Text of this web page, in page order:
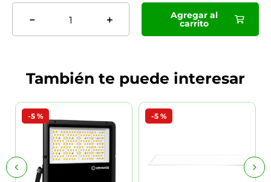
＋
－ Agregar al
carrito
También te puede interesar
-5 % -5 %